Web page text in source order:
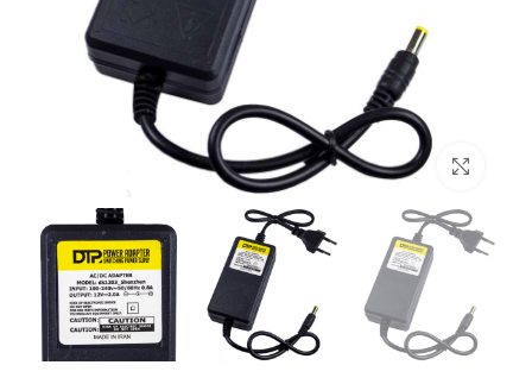
برای بزرگنمایی کلیک کنید